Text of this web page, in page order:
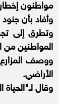
مواطنون
وأفاد بأن
وتطرق إلى
المواطنين من الوصول
ووصف
الأراضي.
وقال